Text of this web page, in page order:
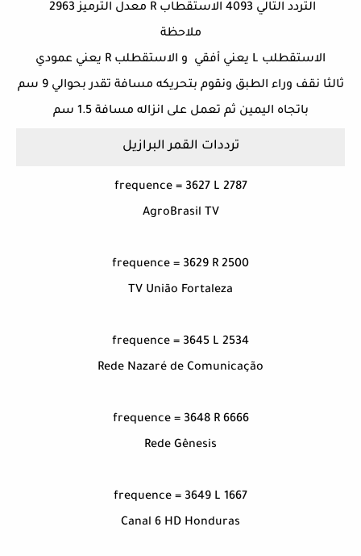
التردد التالي 4093 الاستقطاب R معدل الترميز 2963
ملاحظة
الاستقطلب L يعني أفقي و الاستقطلب R يعني عمودي
ثالثا نقف وراء الطبق ونقوم بتحريكه مسافة تقدر بحوالي 9 سم
باتجاه اليمين ثم تعمل على انزاله مسافة 1.5 سم
ترددات القمر البرازيل
frequence = 3627 L 2787
AgroBrasil TV
frequence = 3629 R 2500
TV União Fortaleza
frequence = 3645 L 2534
Rede Nazaré de Comunicação
frequence = 3648 R 6666
Rede Gênesis
frequence = 3649 L 1667
Canal 6 HD Honduras